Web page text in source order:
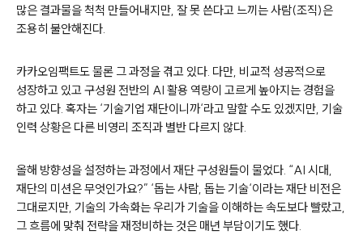
많은 결과물을 척척 만들어내지만, 잘 못 쓴다고 느끼는 사람(조직)은
조용히 불안해진다.
카카오임팩트도 물론 그 과정을 겪고 있다. 다만, 비교적 성공적으로
성장하고 있고 구성원 전반의 AI 활용 역량이 고르게 높아지는 경험을
하고 있다. 혹자는 ‘기술기업 재단이니까‘라고 말할 수도 있겠지만, 기술
인력 상황은 다른 비영리 조직과 별반 다르지 않다.
올해 방향성을 설정하는 과정에서 재단 구성원들이 물었다. “AI 시대,
재단의 미션은 무엇인가요?” ‘돕는 사람, 돕는 기술‘이라는 재단 비전은
그대로지만, 기술의 가속화는 우리가 기술을 이해하는 속도보다 빨랐고,
그 흐름에 맞춰 전략을 재정비하는 것은 매년 부담이기도 했다.